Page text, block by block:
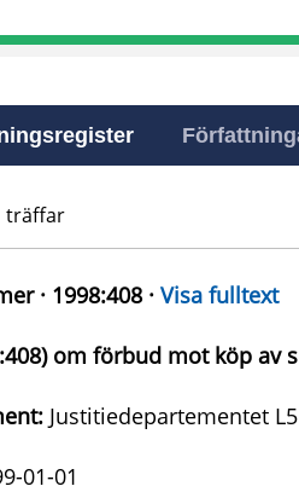
träffar
· 1998:408 · Visa fulltext
om förbud mot köp av
Justitiedepartementet L5
01-01